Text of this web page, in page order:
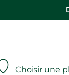
Choisir une